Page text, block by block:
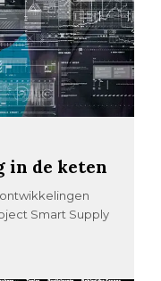
in de keten
Smart Supply